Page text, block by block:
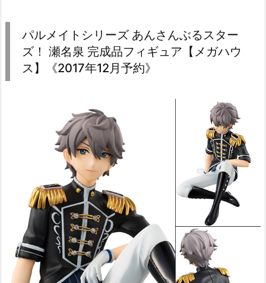
パルメイトシリーズ あんさんぶるスター
ズ！ 瀬名泉 完成品フィギュア【メガハウ
ス】《2017年12月予約》